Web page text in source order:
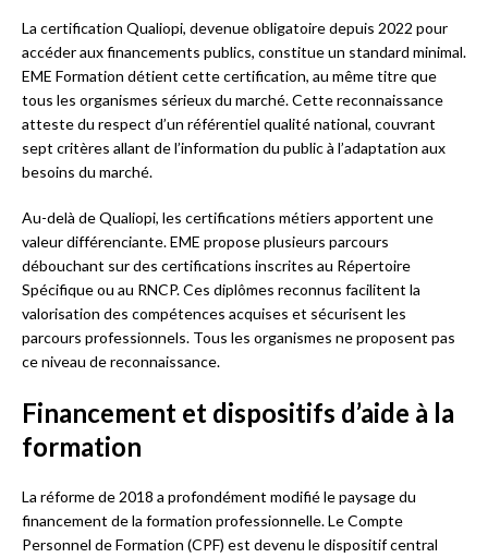
La certification Qualiopi, devenue obligatoire depuis 2022 pour
accéder aux financements publics, constitue un standard minimal.
EME Formation détient cette certification, au même titre que
tous les organismes sérieux du marché. Cette reconnaissance
atteste du respect d’un référentiel qualité national, couvrant
sept critères allant de l’information du public à l’adaptation aux
besoins du marché.
Au-delà de Qualiopi, les certifications métiers apportent une
valeur différenciante. EME propose plusieurs parcours
débouchant sur des certifications inscrites au Répertoire
Spécifique ou au RNCP. Ces diplômes reconnus facilitent la
valorisation des compétences acquises et sécurisent les
parcours professionnels. Tous les organismes ne proposent pas
ce niveau de reconnaissance.
Financement et dispositifs d’aide à la
formation
La réforme de 2018 a profondément modifié le paysage du
financement de la formation professionnelle. Le Compte
Personnel de Formation (CPF) est devenu le dispositif central